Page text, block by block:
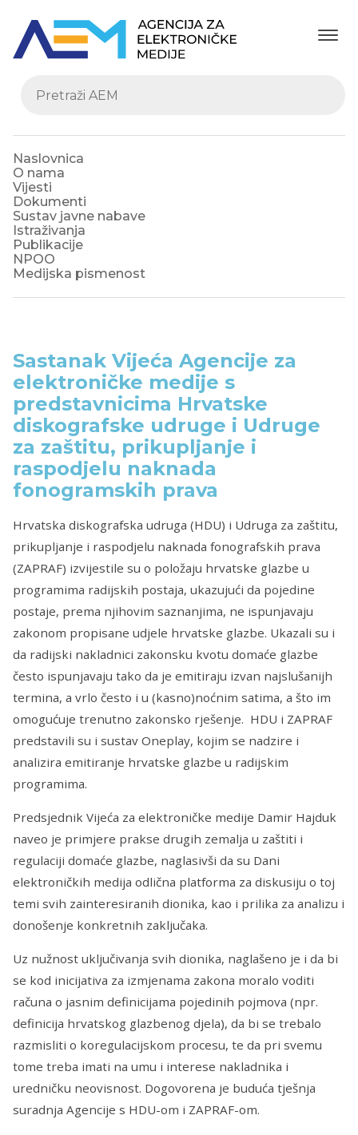
Naslovnica
O nama
Vijesti
Dokumenti
Sustav javne nabave
Istraživanja
Publikacije
NPOO
Medijska pismenost
Sastanak Vijeća Agencije za
elektroničke medije s
predstavnicima Hrvatske
diskografske udruge i Udruge
za zaštitu, prikupljanje i
raspodjelu naknada
fonogramskih prava
Hrvatska diskografska udruga (HDU) i Udruga za zaštitu,
prikupljanje i raspodjelu naknada fonografskih prava
(ZAPRAF) izvijestile su o položaju hrvatske glazbe u
programima radijskih postaja, ukazujući da pojedine
postaje, prema njihovim saznanjima, ne ispunjavaju
zakonom propisane udjele hrvatske glazbe. Ukazali su i
da radijski nakladnici zakonsku kvotu domaće glazbe
često ispunjavaju tako da je emitiraju izvan najslušanijh
termina, a vrlo često i u (kasno)noćnim satima, a što im
omogućuje trenutno zakonsko rješenje. HDU i ZAPRAF
predstavili su i sustav Oneplay, kojim se nadzire i
analizira emitiranje hrvatske glazbe u radijskim
programima.
Predsjednik Vijeća za elektroničke medije Damir Hajduk
naveo je primjere prakse drugih zemalja u zaštiti i
regulaciji domaće glazbe, naglasivši da su Dani
elektroničkih medija odlična platforma za diskusiju o toj
temi svih zainteresiranih dionika, kao i prilika za analizu i
donošenje konkretnih zaključaka.
Uz nužnost uključivanja svih dionika, naglašeno je i da bi
se kod inicijativa za izmjenama zakona moralo voditi
računa o jasnim definicijama pojedinih pojmova (npr.
definicija hrvatskog glazbenog djela), da bi se trebalo
razmisliti o koregulacijskom procesu, te da pri svemu
tome treba imati na umu i interese nakladnika i
uredničku neovisnost. Dogovorena je buduća tješnja
suradnja Agencije s HDU-om i ZAPRAF-om.